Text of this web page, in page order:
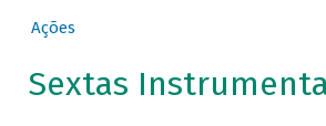
Ações
Sextas